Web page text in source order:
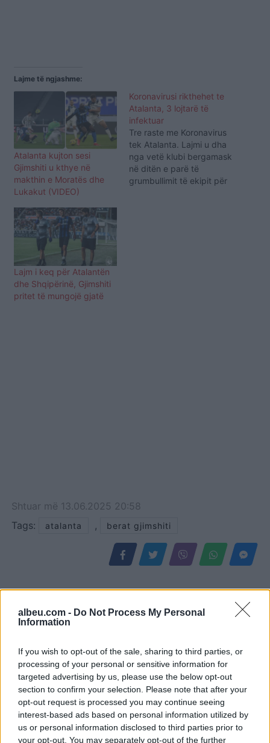
albeu.com - Do Not Process My Personal
Information
If you wish to opt-out of the sale, sharing to third parties, or
processing of your personal or sensitive information for
targeted advertising by us, please use the below opt-out
section to confirm your selection. Please note that after your
opt-out request is processed you may continue seeing
interest-based ads based on personal information utilized by
us or personal information disclosed to third parties prior to
your opt-out. You may separately opt-out of the further
Lajme të ngjashme:
Atalanta kujton sesi
Gjimshiti u kthye në
makthin e Moratës dhe
Lukakut (VIDEO)
Koronavirusi rikthehet te
Atalanta, 3 lojtarë të
infektuar
Tre raste me Koronavirus
tek Atalanta. Lajmi u dha
nga vetë klubi bergamask
në ditën e parë të
grumbullimit të ekipit për
Lajm i keq për Atalantën
dhe Shqipërinë, Gjimshiti
pritet të mungojë gjatë
Shtuar më 13.06.2025 20:58
Tags:
atalanta , berat gjimshiti
Zyrtare: Bersant Celina
bëhet pjesë e Al-Ettifaq
në Arabinë Saudite
Shqetësim për talentin
gjerman, Kennet Eichhorn
ndërpret përkohësisht